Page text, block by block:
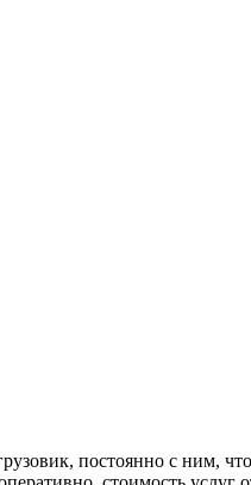
постоянно с ним,